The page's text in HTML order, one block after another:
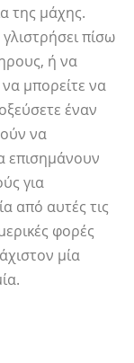
της μάχης.
πίσω
ή να
μπορείτε να
έναν
να
επισημάνουν
για
από αυτές τις
φορές
μία